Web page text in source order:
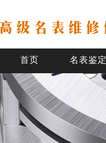
首页 名表鉴定